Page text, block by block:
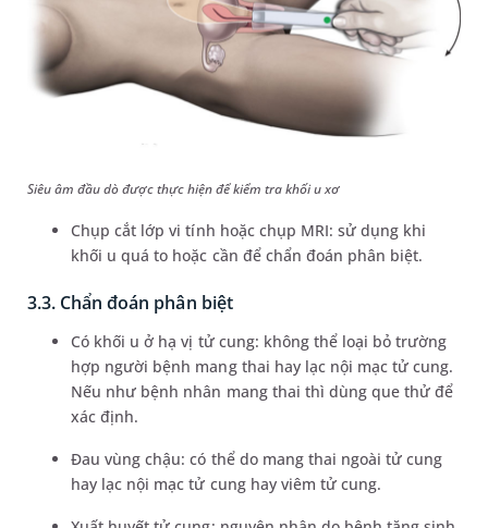
Siêu âm đầu dò được thực hiện để kiểm tra khối u xơ
Chụp cắt lớp vi tính hoặc chụp MRI: sử dụng khi
khối u quá to hoặc cần để chẩn đoán phân biệt.
3.3. Chẩn đoán phân biệt
Có khối u ở hạ vị tử cung: không thể loại bỏ trường
hợp người bệnh mang thai hay lạc nội mạc tử cung.
Nếu như bệnh nhân mang thai thì dùng que thử để
xác định.
Đau vùng chậu: có thể do mang thai ngoài tử cung
hay lạc nội mạc tử cung hay viêm tử cung.